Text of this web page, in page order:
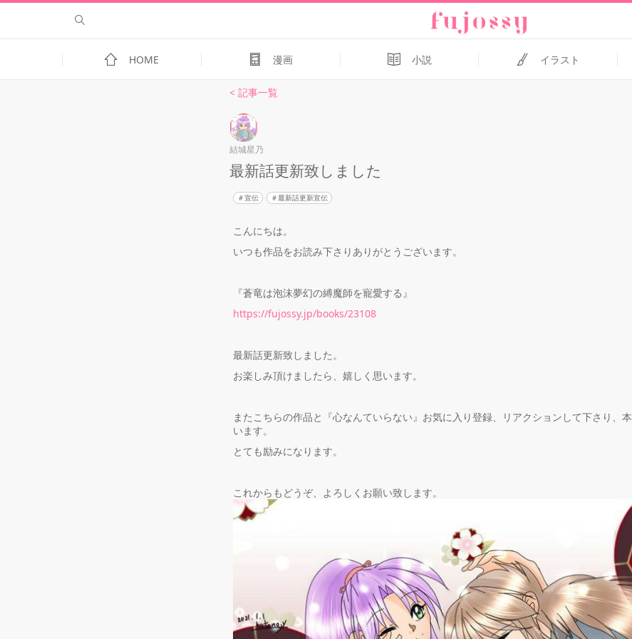
HOME 漫画 小説 イラスト
< 記事一覧
結城星乃
最新話更新致しました
宣伝 最新話更新宣伝
こんにちは。
いつも作品をお読み下さりありがとうございます。
『蒼竜は泡沫夢幻の縛魔師を寵愛する』
https://fujossy.jp/books/23108
最新話更新致しました。
お楽しみ頂けましたら、嬉しく思います。
またこちらの作品と『心なんていらない』お気に入り登録、リアクションして下さり、
います。
とても励みになります。
これからもどうぞ、よろしくお願い致します。